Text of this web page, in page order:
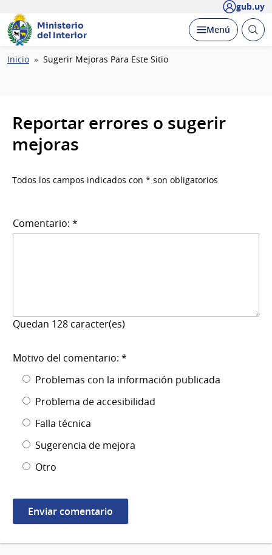
gub.uy
Ministerio
del Interior
Desplegar
Menú Abrir
Ruta
Inicio Sugerir Mejoras Para Este Sitio
Reportar errores o sugerir
mejoras
Todos los campos indicados con * son obligatorios
Comentario: *
Quedan 128 caracter(es)
Motivo del comentario: *
Problemas con la información publicada
Problema de accesibilidad
Falla técnica
Sugerencia de mejora
Otro